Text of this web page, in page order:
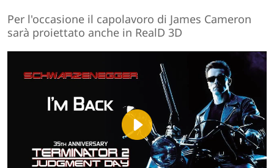
Per l'occasione il capolavoro di James Cameron
sarà proiettato anche in RealD 3D
Play